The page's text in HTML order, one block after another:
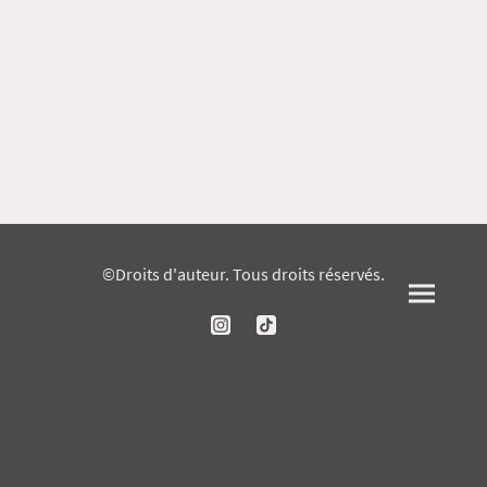
©Droits d'auteur. Tous droits réservés.